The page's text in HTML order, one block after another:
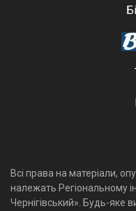
Всі права на матеріали,
належать Регіональному
Чернігівський». Будь-яке